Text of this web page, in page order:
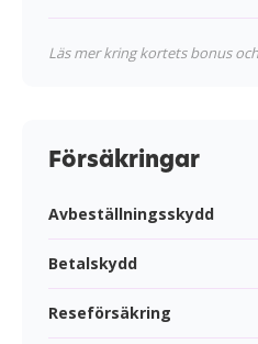
Läs mer kring kortets bonus
Försäkringar
Avbeställningsskydd
Betalskydd
Reseförsäkring